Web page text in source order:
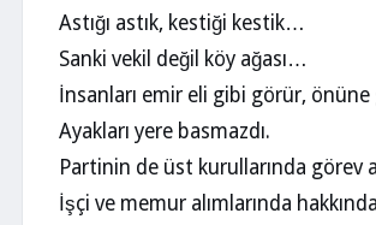
Astığı astık, kestiği kestik…
Sanki vekil değil köy ağası…
İnsanları emir eli gibi görür, önüne
Ayakları yere basmazdı.
Partinin de üst kurullarında görev
İşçi ve memur alımlarında